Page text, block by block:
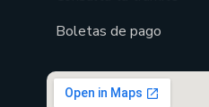
Boletas de pago